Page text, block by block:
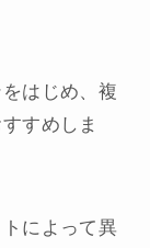
はじめ、複
すめしま
によって異